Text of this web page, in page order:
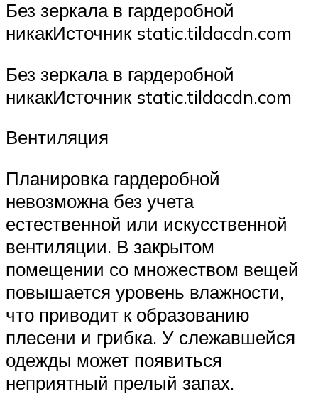
Без зеркала в гардеробной
никакИсточник static.tildacdn.com
Без зеркала в гардеробной
никакИсточник static.tildacdn.com
Вентиляция
Планировка гардеробной
невозможна без учета
естественной или искусственной
вентиляции. В закрытом
помещении со множеством вещей
повышается уровень влажности,
что приводит к образованию
плесени и грибка. У слежавшейся
одежды может появиться
неприятный прелый запах.